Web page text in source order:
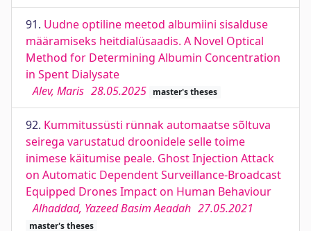
91. Uudne optiline meetod albumiini sisalduse
määramiseks heitdialüsaadis. A Novel Optical
Method for Determining Albumin Concentration
in Spent Dialysate
Alev, Maris 28.05.2025 master's theses
92. Kummitussüsti rünnak automaatse sõltuva
seirega varustatud droonidele selle toime
inimese käitumise peale. Ghost Injection Attack
on Automatic Dependent Surveillance-Broadcast
Equipped Drones Impact on Human Behaviour
Alhaddad, Yazeed Basim Aeadah 27.05.2021
master's theses